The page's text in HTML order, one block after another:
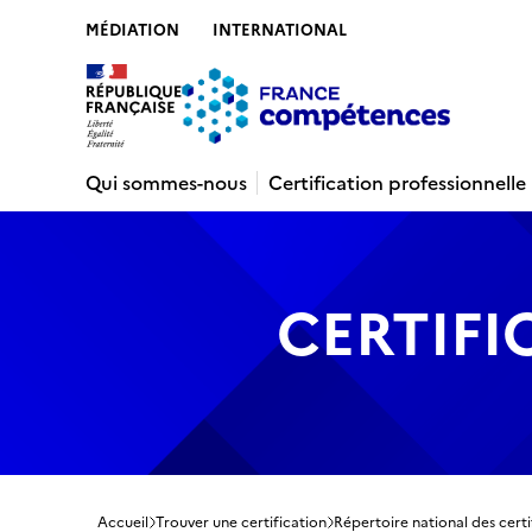
MÉDIATION INTERNATIONAL
Qui sommes-nous
Certification professionnelle
Accueil Trouver une certification Répertoire national des